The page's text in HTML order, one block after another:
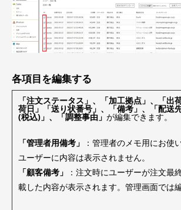
各項目を編集する
「注文ステータス」、「加工拠点」、「出
荷日」「送り状番号」、「備考」、「配送
(税込)」、「調整事由」 が編集できます。
「管理者用備考」
：管理者のメモ用にお使
ユーザーに内容は表示されません。
「顧客備考」
：注文時にユーザーが注文最
載した内容が表示されます。管理画面では